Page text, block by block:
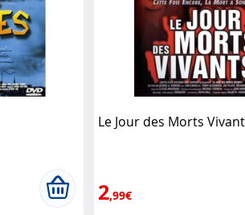
Le Jour des Morts
2,99€